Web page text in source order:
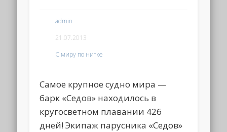
admin
21.07.2013
С миру по нитке
Самое крупное судно мира —
барк «Седов» находилось в
кругосветном плавании 426
дней! Экипаж парусника «Седов»